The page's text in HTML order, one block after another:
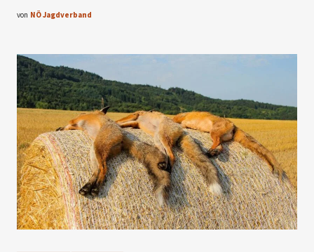
von NÖ Jagdverband